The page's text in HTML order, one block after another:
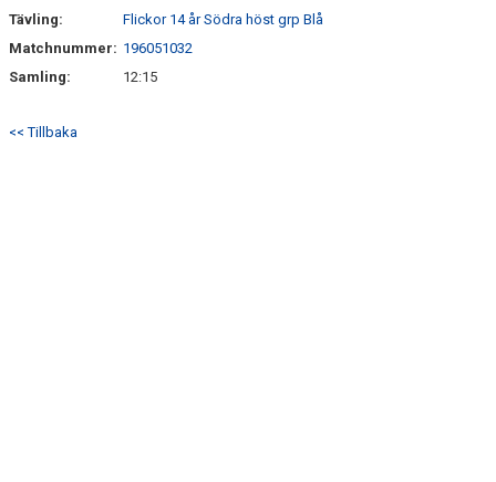
Tävling:
Flickor 14 år Södra höst grp Blå
Matchnummer: 196051032
Samling:
12:15
<< Tillbaka